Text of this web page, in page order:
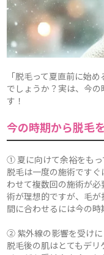
「脱毛って夏直前に始
でしょうか？実は、今
す！
今の時期から脱毛
① 夏に向けて余裕をも
脱毛は一度の施術です
わせて複数回の施術が
術が理想的ですが、毛
間に合わせるには今の時
② 紫外線の影響を受け
脱毛後の肌はとてもデ